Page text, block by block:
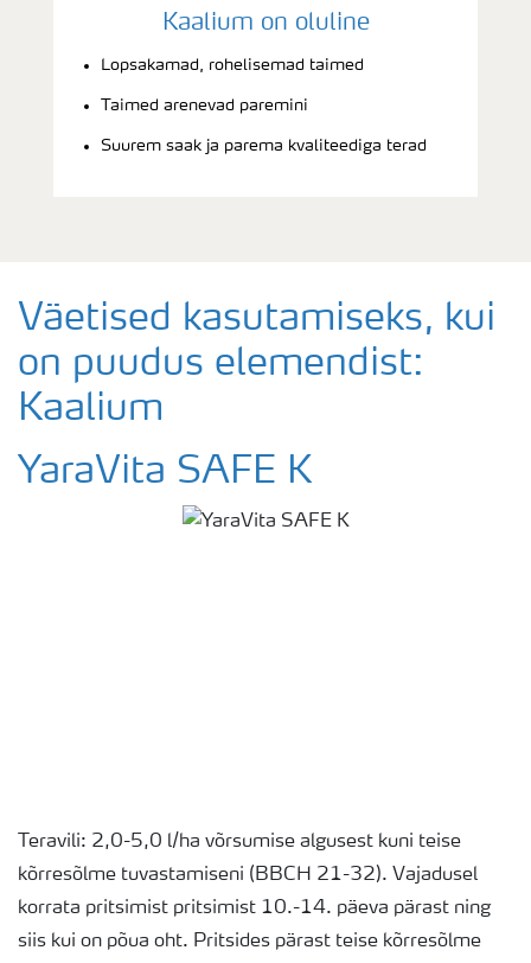
Kaalium on oluline
Lopsakamad, rohelisemad taimed
Taimed arenevad paremini
Suurem saak ja parema kvaliteediga terad
Väetised kasutamiseks, kui
on puudus elemendist:
Kaalium
YaraVita SAFE K
Teravili: 2,0-5,0 l/ha võrsumise algusest kuni teise
kõrresõlme tuvastamiseni (BBCH 21-32). Vajadusel
korrata pritsimist pritsimist 10.-14. päeva pärast ning
siis kui on põua oht. Pritsides pärast teise kõrresõlme